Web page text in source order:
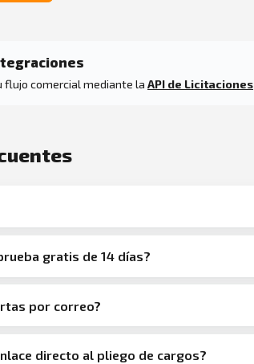
flujo comercial mediante la API de Licitaciones
gratis de 14 días?
por correo?
directo al pliego de cargos?